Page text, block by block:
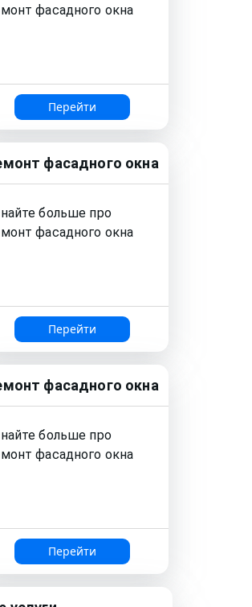
фасадного окна
Перейти
фасадного окна
больше про
фасадного окна
Перейти
фасадного окна
больше про
фасадного окна
Перейти